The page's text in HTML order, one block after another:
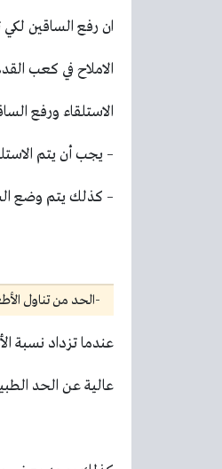
ان رفع الساقين
الاملاح في كعب
الاستلقاء ورفع
– يجب أن يتم
– كذلك يتم وضع
-الحد من تناول
عندما تزداد نسبة
عالية عن الحد